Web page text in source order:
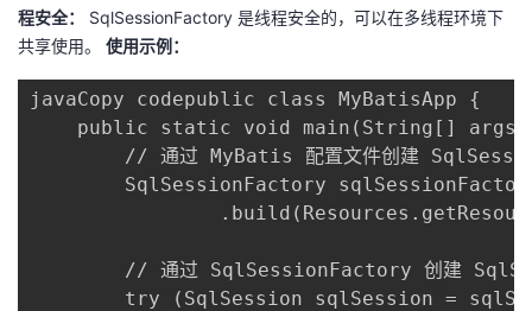
程安全：
SqlSessionFactory 是线程安全的，可以在多线程环境下
共享使用。 使用示例：
javaCopy codepublic class MyBatisApp {
public static void main(String[]
// 通过 MyBatis 配置文件创建
SqlSessionFactory
// 通过 SqlSessionFactory 创建
try (SqlSession sqlSession =